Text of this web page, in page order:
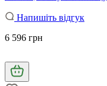
Напишіть відгук
6 596 грн